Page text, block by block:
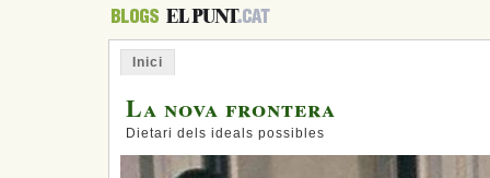
Inici
La nova frontera
Dietari dels ideals possibles